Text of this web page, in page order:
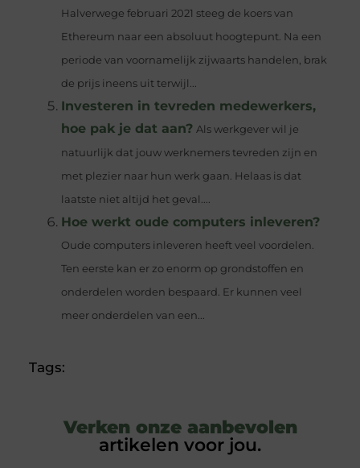
Halverwege februari 2021 steeg de koers van
Ethereum naar een absoluut hoogtepunt. Na een
periode van voornamelijk zijwaarts handelen, brak
de prijs ineens uit terwijl...
Investeren in tevreden medewerkers,
hoe pak je dat aan? Als werkgever wil je
natuurlijk dat jouw werknemers tevreden zijn en
met plezier naar hun werk gaan. Helaas is dat
laatste niet altijd het geval....
Hoe werkt oude computers inleveren?
Oude computers inleveren heeft veel voordelen.
Ten eerste kan er zo enorm op grondstoffen en
onderdelen worden bespaard. Er kunnen veel
meer onderdelen van een...
Tags:
Verken onze aanbevolen
artikelen voor jou.